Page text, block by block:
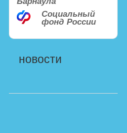
Социальный
фонд России
новости